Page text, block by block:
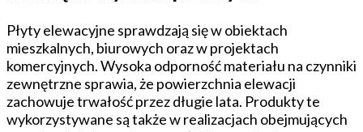
Płyty elewacyjne sprawdzają się w obiektach
mieszkalnych, biurowych oraz w projektach
komercyjnych. Wysoka odporność materiału na czynniki
zewnętrzne sprawia, że powierzchnia elewacji
zachowuje trwałość przez długie lata. Produkty te
wykorzystywane są także w realizacjach obejmujących